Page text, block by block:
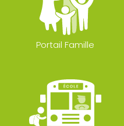
Portail Famille